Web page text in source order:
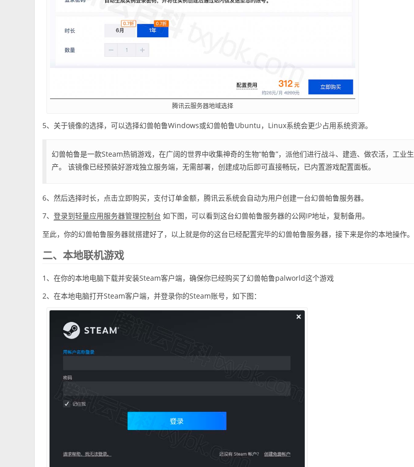
腾讯云服务器地域选择
5、关于镜像的选择，可以选择幻兽帕鲁Windows或幻兽帕鲁Ubuntu，Linux系统会更少占用系统资源。
幻兽帕鲁是一款Steam热销游戏，在广阔的世界中收集神奇的生物“帕鲁”，派他们进行战斗、建造、做农活，工业生
产。 该镜像已经预装好游戏独立服务端，无需部署，创建成功后即可直接畅玩，已内置游戏配置面板。
6、然后选择时长，点击立即购买，支付订单金额，腾讯云系统会自动为用户创建一台幻兽帕鲁服务器。
7、登录到轻量应用服务器管理控制台 如下图，可以看到这台幻兽帕鲁服务器的公网IP地址，复制备用。
至此，你的幻兽帕鲁服务器就搭建好了，以上就是你的这台已经配置完毕的幻兽帕鲁服务器，接下来是你的本地操作。
二、本地联机游戏
1、在你的本地电脑下载并安装Steam客户端，确保你已经购买了幻兽帕鲁palworld这个游戏
2、在本地电脑打开Steam客户端，并登录你的Steam账号，如下图：